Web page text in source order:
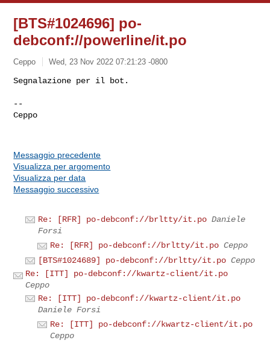
[BTS#1024696] po-
debconf://powerline/it.po
Ceppo Wed, 23 Nov 2022 07:21:23 -0800
--
Ceppo
Messaggio precedente
Visualizza per argomento
Visualizza per data
Messaggio successivo
Re: [RFR] po-debconf://brltty/it.po Daniele
Forsi
Re: [RFR] po-debconf://brltty/it.po Ceppo
[BTS#1024689] po-debconf://brltty/it.po Ceppo
Re: [ITT] po-debconf://kwartz-client/it.po
Ceppo
Re: [ITT] po-debconf://kwartz-client/it.po
Daniele Forsi
Re: [ITT] po-debconf://kwartz-client/it.po
Ceppo